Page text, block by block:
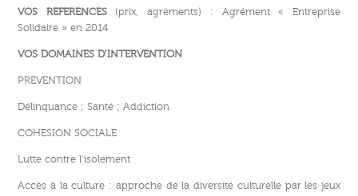
VOS REFERENCES (prix, agréments) : Agrément « Entreprise
Solidaire » en 2014
VOS DOMAINES D’INTERVENTION
PREVENTION
Délinquance ; Santé ; Addiction
COHESION SOCIALE
Lutte contre l’isolement
Accès à la culture : approche de la diversité culturelle par les jeux